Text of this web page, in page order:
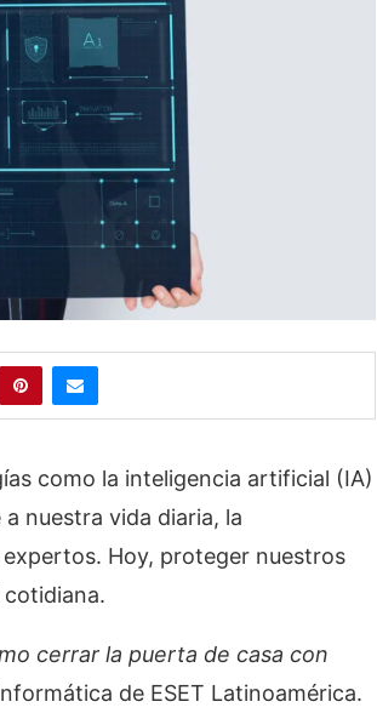
como la inteligencia artificial (IA)
nuestra vida diaria, la
Hoy, proteger nuestros
cerrar la puerta de casa con
de ESET Latinoamérica.